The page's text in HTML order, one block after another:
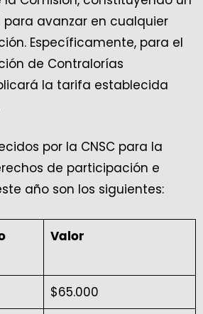
avanzar en cualquier
Específicamente, para el
de Contralorías
la tarifa establecida
por la CNSC para la
de participación e
año son los siguientes:
Valor
$65.000